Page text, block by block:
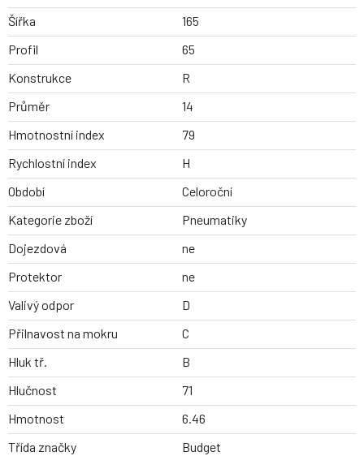
Šířka
165
Profil
65
Konstrukce
R
Průměr
14
Hmotnostní index
79
Rychlostní index
H
Období
Celoroční
Kategorie zboží
Pneumatiky
Dojezdová
ne
Protektor
ne
Valivý odpor
D
Přilnavost na mokru
C
Hluk tř.
B
Hlučnost
71
Hmotnost
6.46
Třída značky
Budget